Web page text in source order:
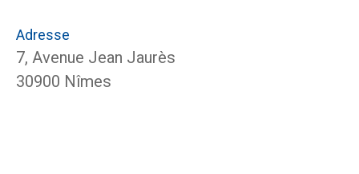
Adresse
7, Avenue Jean Jaurès
30900 Nîmes